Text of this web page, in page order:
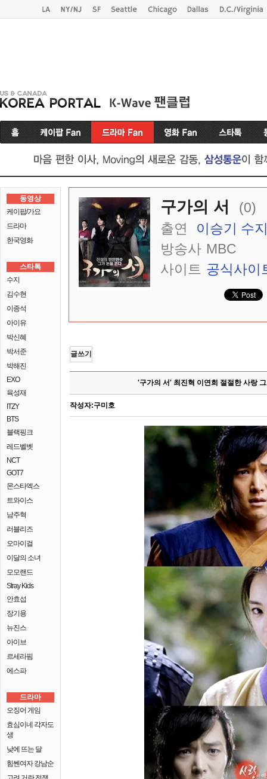
동영상
케이팝/가요
드라마
한국영화
스타톡
수지
김수현
이종석
아이유
박신혜
박서준
박해진
EXO
육성재
ITZY
BTS
블랙핑크
레드벨벳
NCT
GOT7
몬스타엑스
트와이스
남주혁
러블리즈
오마이걸
이달의 소녀
모모랜드
Stray Kids
안효섭
장기용
뉴진스
아이브
르세라핌
에스파
드라마
오징어 게임
효심이네 각자도
생
낮에 뜨는 달
힘쎈여자 강남순
구가의 서
(0)
출연
이승기 수
방송사 MBC
사이트 공식사이
글쓰기
'구가의 서' 최진혁 이연희 절절한 사랑
작성자:구미호